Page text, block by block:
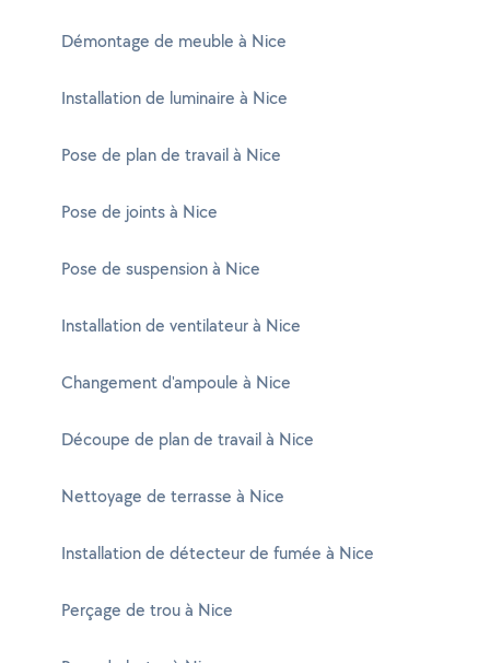
Démontage de meuble à Nice
Installation de luminaire à Nice
Pose de plan de travail à Nice
Pose de joints à Nice
Pose de suspension à Nice
Installation de ventilateur à Nice
Changement d'ampoule à Nice
Découpe de plan de travail à Nice
Nettoyage de terrasse à Nice
Installation de détecteur de fumée à Nice
Perçage de trou à Nice